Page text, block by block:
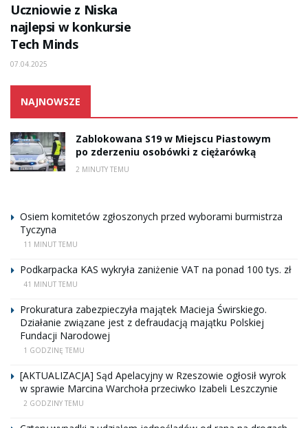
Uczniowie z Niska
najlepsi w konkursie
Tech Minds
07.04.2025
NAJNOWSZE
Zablokowana S19 w Miejscu Piastowym
po zderzeniu osobówki z ciężarówką
2 MINUTY TEMU
Osiem komitetów zgłoszonych przed wyborami burmistrza
Tyczyna
11 MINUT TEMU
Podkarpacka KAS wykryła zaniżenie VAT na ponad 100 tys. zł
41 MINUT TEMU
Prokuratura zabezpieczyła majątek Macieja Świrskiego.
Działanie związane jest z defraudacją majątku Polskiej
Fundacji Narodowej
1 GODZINĘ TEMU
[AKTUALIZACJA] Sąd Apelacyjny w Rzeszowie ogłosił wyrok
w sprawie Marcina Warchoła przeciwko Izabeli Leszczynie
2 GODZINY TEMU